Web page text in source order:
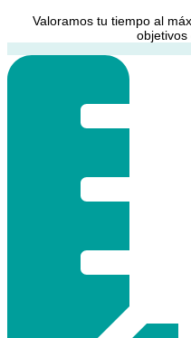
Valoramos tu tiempo al
objetivos